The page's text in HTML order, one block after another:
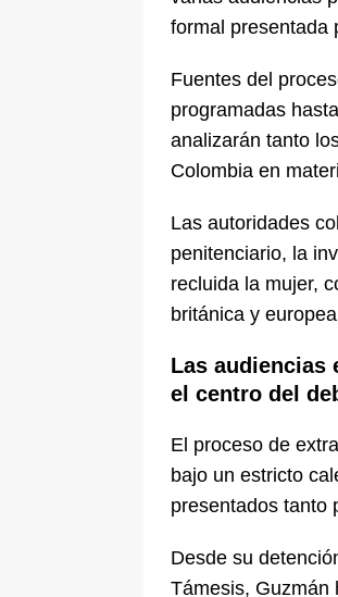
formal presentada
Fuentes del
programadas
analizarán tanto
Colombia en
Las autoridades
penitenciario, la
recluida la mujer,
británica y
Las audiencias
el centro del
El proceso de
bajo un estricto
presentados tanto
Desde su
Támesis, Guzmán